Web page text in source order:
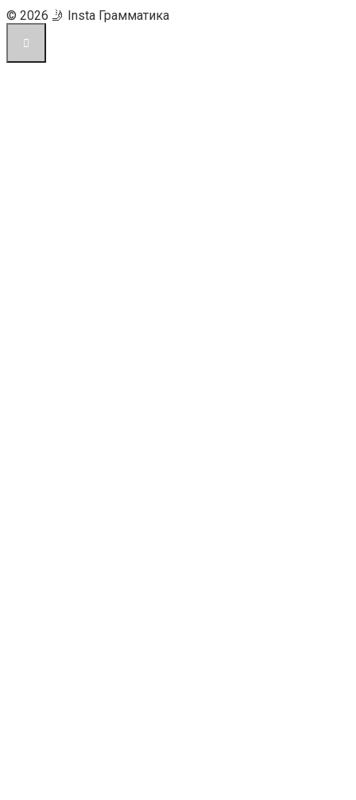
© 2026 🤳 Insta Грамматика